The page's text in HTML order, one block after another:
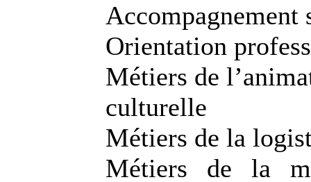
Accompagnement
Orientation
Métiers de
culturelle
Métiers de la
Métiers de la